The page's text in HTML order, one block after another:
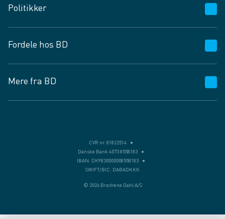
Vagttelefon 30 10 89 89
Spørgsmål og svar
Job og karriere
Fødevarekontrolrapport
Politikker
Privatlivspolitik
Cookies
Vilkår og betingelser
Fordele hos BD
BD app
BD.dk services
Mere fra BD
CVR nr. 81822514
Danske Bank 4073 8558183
IBAN: DK9830000008558183
SWIFT/BIC: DABADKKK
© 2026 Brødrene Dahl A/S